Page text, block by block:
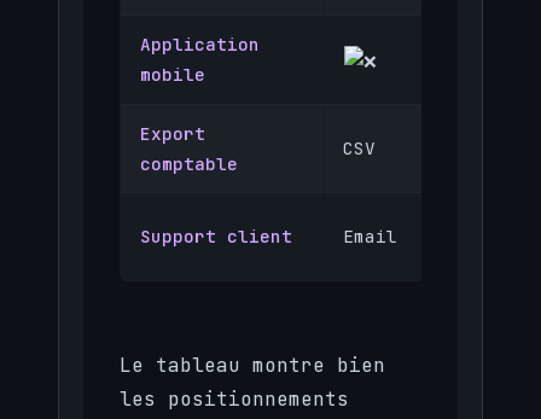
Application
mobile
Export
comptable
CSV
Support client Email
Le tableau montre bien
les positionnements